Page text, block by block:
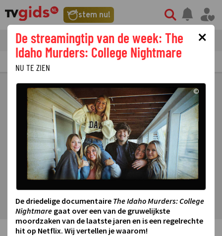
stem nu!
tvgids streaming nieuws
PRIMETIME GEMIST
×
De streamingtip van de week: The
Idaho Murders: College Nightmare
NU TE ZIEN
©
De driedelige documentaire The Idaho Murders: College
Nightmare gaat over een van de gruwelijkste
moordzaken van de laatste jaren en is een regelrechte
hit op Netflix. Wij vertellen je waarom!